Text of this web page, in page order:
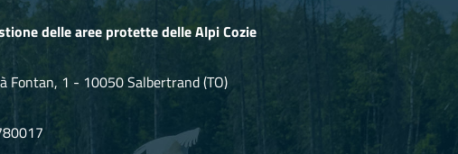
di Chianocco viene riaperto l'accesso all'Orrido di Chianocco e alla
delle aree protette delle Alpi Cozie
Fontan, 1 - 10050 Salbertrand (TO)